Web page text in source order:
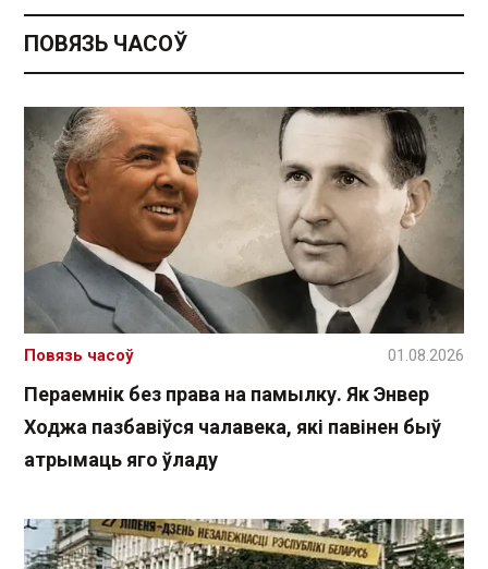
ПОВЯЗЬ ЧАСОЎ
Пераемнік без права на памылку. Як Энвер
Ходжа пазбавіўся чалавека, які павінен быў
атрымаць яго ўладу
Повязь часоў 01.08.2026